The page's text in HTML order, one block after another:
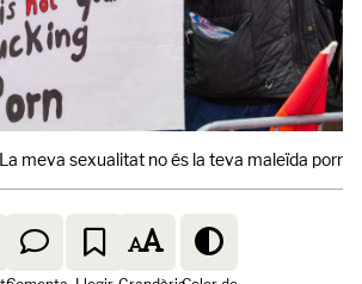
meva sexualitat no és la teva maleïda